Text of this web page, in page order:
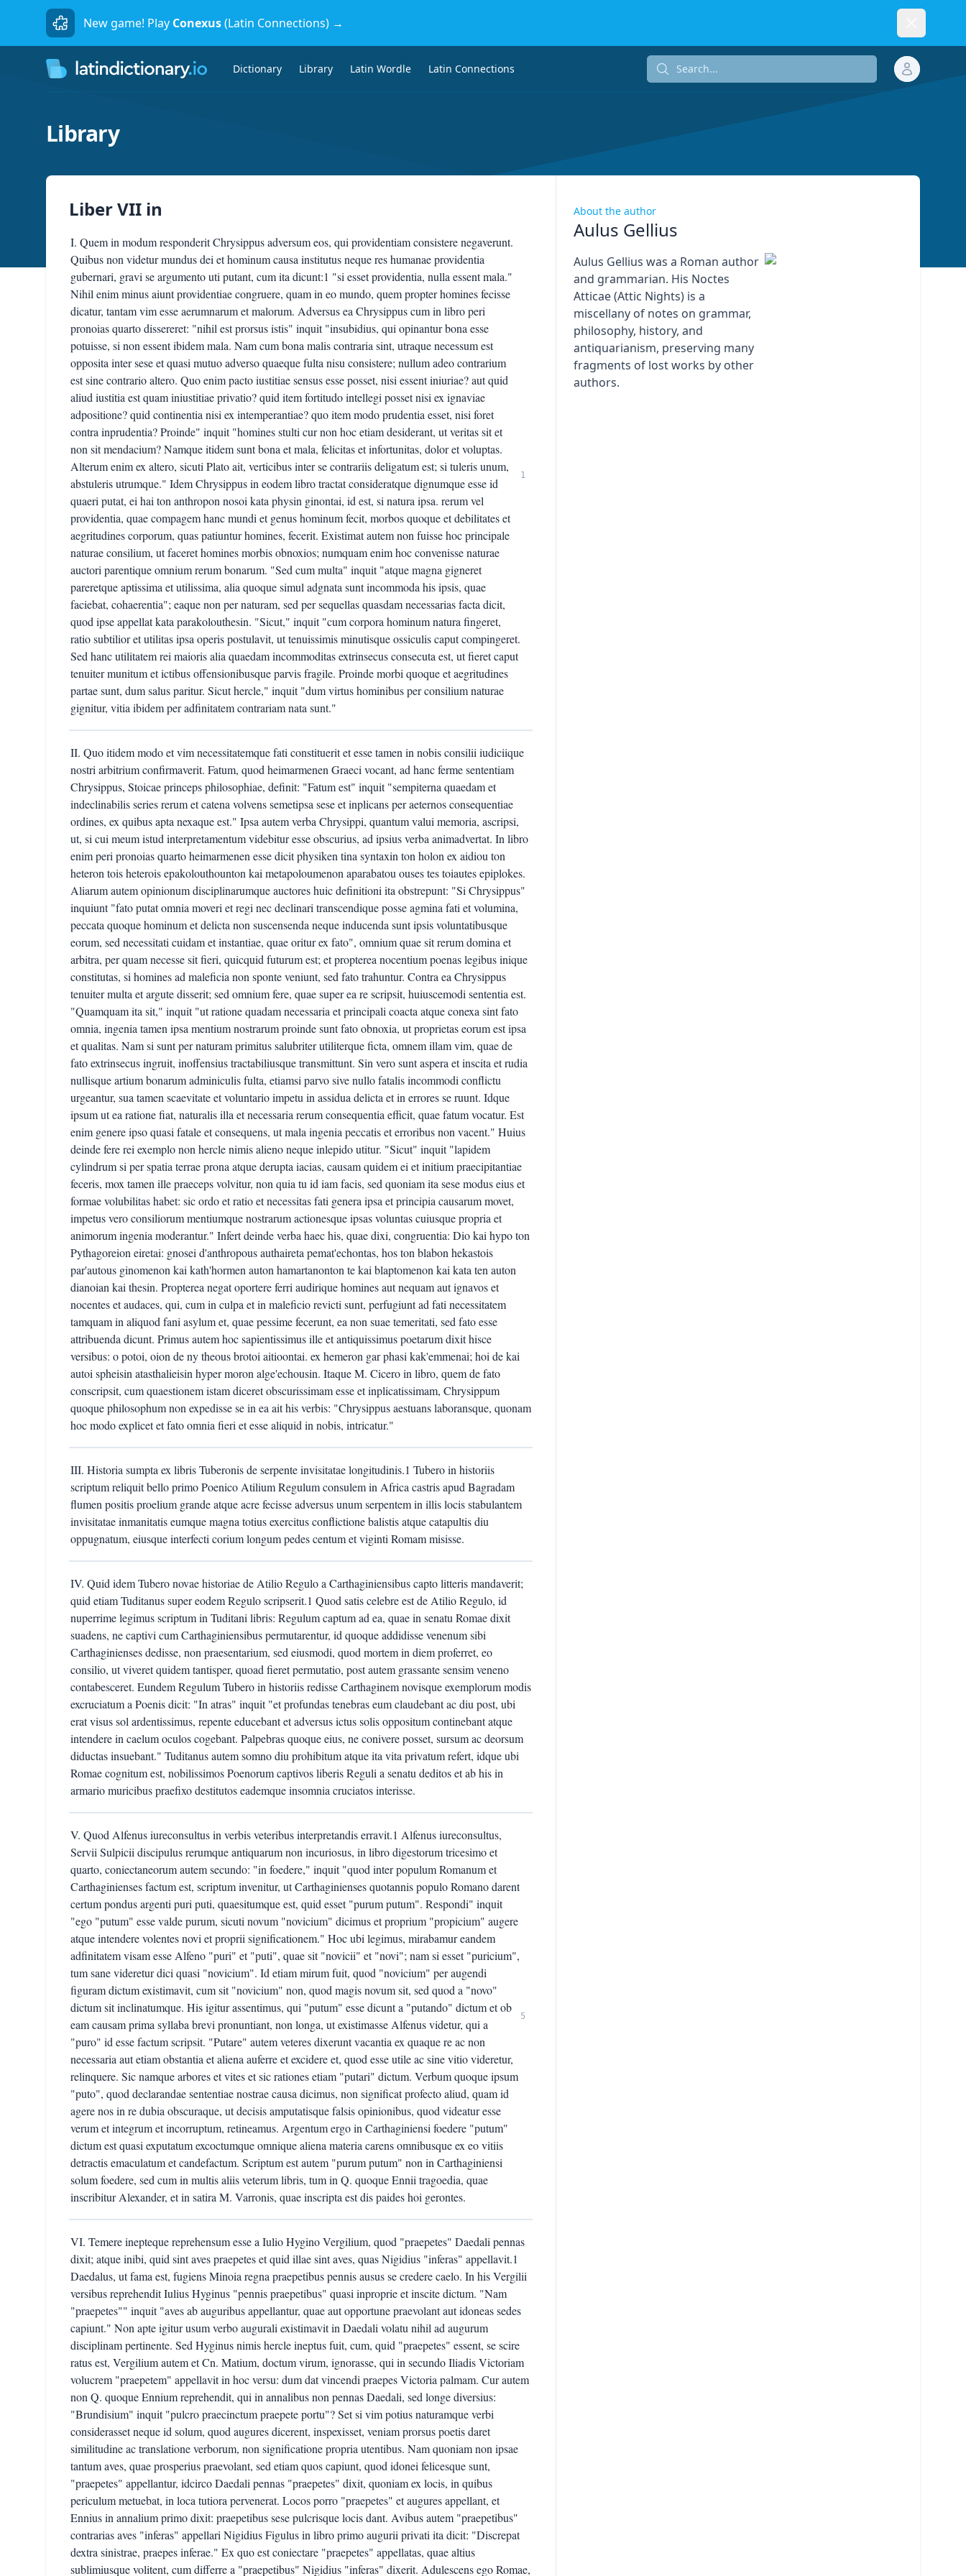
New game! Play Conexus(Latin Connections) →
Dictionary Library Latin Wordle Latin Connections Search...
Library
Liber VII in
I. Quem in modum responderit Chrysippus adversum eos, qui providentiam consistere negaverunt.
Quibus non videtur mundus dei et hominum causa institutus neque res humanae providentia
gubernari, gravi se argumento uti putant, cum ita dicunt:1 "si esset providentia, nulla essent mala."
Nihil enim minus aiunt providentiae congruere, quam in eo mundo, quem propter homines fecisse
dicatur, tantam vim esse aerumnarum et malorum. Adversus ea Chrysippus cum in libro peri
pronoias quarto dissereret: "nihil est prorsus istis" inquit "insubidius, qui opinantur bona esse
potuisse, si non essent ibidem mala. Nam cum bona malis contraria sint, utraque necessum est
opposita inter sese et quasi mutuo adverso quaeque fulta nisu consistere; nullum adeo contrarium
est sine contrario altero. Quo enim pacto iustitiae sensus esse posset, nisi essent iniuriae? aut quid
aliud iustitia est quam iniustitiae privatio? quid item fortitudo intellegi posset nisi ex ignaviae
adpositione? quid continentia nisi ex intemperantiae? quo item modo prudentia esset, nisi foret
contra inprudentia? Proinde" inquit "homines stulti cur non hoc etiam desiderant, ut veritas sit et
non sit mendacium? Namque itidem sunt bona et mala, felicitas et infortunitas, dolor et voluptas.
Alterum enim ex altero, sicuti Plato ait, verticibus inter se contrariis deligatum est; si tuleris unum,
abstuleris utrumque." Idem Chrysippus in eodem libro tractat consideratque dignumque esse id
quaeri putat, ei hai ton anthropon nosoi kata physin ginontai, id est, si natura ipsa. rerum vel
providentia, quae compagem hanc mundi et genus hominum fecit, morbos quoque et debilitates et
aegritudines corporum, quas patiuntur homines, fecerit. Existimat autem non fuisse hoc principale
naturae consilium, ut faceret homines morbis obnoxios; numquam enim hoc convenisse naturae
auctori parentique omnium rerum bonarum. "Sed cum multa" inquit "atque magna gigneret
pareretque aptissima et utilissima, alia quoque simul adgnata sunt incommoda his ipsis, quae
faciebat, cohaerentia"; eaque non per naturam, sed per sequellas quasdam necessarias facta dicit,
quod ipse appellat kata parakolouthesin. "Sicut," inquit "cum corpora hominum natura fingeret,
ratio subtilior et utilitas ipsa operis postulavit, ut tenuissimis minutisque ossiculis caput compingeret.
Sed hanc utilitatem rei maioris alia quaedam incommoditas extrinsecus consecuta est, ut fieret caput
tenuiter munitum et ictibus offensionibusque parvis fragile. Proinde morbi quoque et aegritudines
partae sunt, dum salus paritur. Sicut hercle," inquit "dum virtus hominibus per consilium naturae
gignitur, vitia ibidem per adfinitatem contrariam nata sunt."
1
II. Quo itidem modo et vim necessitatemque fati constituerit et esse tamen in nobis consilii iudiciique
nostri arbitrium confirmaverit. Fatum, quod heimarmenen Graeci vocant, ad hanc ferme sententiam
Chrysippus, Stoicae princeps philosophiae, definit: "Fatum est" inquit "sempiterna quaedam et
indeclinabilis series rerum et catena volvens semetipsa sese et inplicans per aeternos consequentiae
ordines, ex quibus apta nexaque est." Ipsa autem verba Chrysippi, quantum valui memoria, ascripsi,
ut, si cui meum istud interpretamentum videbitur esse obscurius, ad ipsius verba animadvertat. In libro
enim peri pronoias quarto heimarmenen esse dicit physiken tina syntaxin ton holon ex aidiou ton
heteron tois heterois epakolouthounton kai metapoloumenon aparabatou ouses tes toiautes epiplokes.
Aliarum autem opinionum disciplinarumque auctores huic definitioni ita obstrepunt: "Si Chrysippus"
inquiunt "fato putat omnia moveri et regi nec declinari transcendique posse agmina fati et volumina,
peccata quoque hominum et delicta non suscensenda neque inducenda sunt ipsis voluntatibusque
eorum, sed necessitati cuidam et instantiae, quae oritur ex fato", omnium quae sit rerum domina et
arbitra, per quam necesse sit fieri, quicquid futurum est; et propterea nocentium poenas legibus inique
constitutas, si homines ad maleficia non sponte veniunt, sed fato trahuntur. Contra ea Chrysippus
tenuiter multa et argute disserit; sed omnium fere, quae super ea re scripsit, huiuscemodi sententia est.
"Quamquam ita sit," inquit "ut ratione quadam necessaria et principali coacta atque conexa sint fato
omnia, ingenia tamen ipsa mentium nostrarum proinde sunt fato obnoxia, ut proprietas eorum est ipsa
et qualitas. Nam si sunt per naturam primitus salubriter utiliterque ficta, omnem illam vim, quae de
fato extrinsecus ingruit, inoffensius tractabiliusque transmittunt. Sin vero sunt aspera et inscita et rudia
nullisque artium bonarum adminiculis fulta, etiamsi parvo sive nullo fatalis incommodi conflictu
urgeantur, sua tamen scaevitate et voluntario impetu in assidua delicta et in errores se ruunt. Idque
ipsum ut ea ratione fiat, naturalis illa et necessaria rerum consequentia efficit, quae fatum vocatur. Est
enim genere ipso quasi fatale et consequens, ut mala ingenia peccatis et erroribus non vacent." Huius
deinde fere rei exemplo non hercle nimis alieno neque inlepido utitur. "Sicut" inquit "lapidem
cylindrum si per spatia terrae prona atque derupta iacias, causam quidem ei et initium praecipitantiae
feceris, mox tamen ille praeceps volvitur, non quia tu id iam facis, sed quoniam ita sese modus eius et
formae volubilitas habet: sic ordo et ratio et necessitas fati genera ipsa et principia causarum movet,
impetus vero consiliorum mentiumque nostrarum actionesque ipsas voluntas cuiusque propria et
animorum ingenia moderantur." Infert deinde verba haec his, quae dixi, congruentia: Dio kai hypo ton
Pythagoreion eiretai: gnosei d'anthropous authaireta pemat'echontas, hos ton blabon hekastois
par'autous ginomenon kai kath'hormen auton hamartanonton te kai blaptomenon kai kata ten auton
dianoian kai thesin. Propterea negat oportere ferri audirique homines aut nequam aut ignavos et
nocentes et audaces, qui, cum in culpa et in maleficio revicti sunt, perfugiunt ad fati necessitatem
tamquam in aliquod fani asylum et, quae pessime fecerunt, ea non suae temeritati, sed fato esse
attribuenda dicunt. Primus autem hoc sapientissimus ille et antiquissimus poetarum dixit hisce
versibus: o potoi, oion de ny theous brotoi aitioontai. ex hemeron gar phasi kak'emmenai; hoi de kai
autoi spheisin atasthalieisin hyper moron alge'echousin. Itaque M. Cicero in libro, quem de fato
conscripsit, cum quaestionem istam diceret obscurissimam esse et inplicatissimam, Chrysippum
quoque philosophum non expedisse se in ea ait his verbis: "Chrysippus aestuans laboransque, quonam
hoc modo explicet et fato omnia fieri et esse aliquid in nobis, intricatur."
III. Historia sumpta ex libris Tuberonis de serpente invisitatae longitudinis.1 Tubero in historiis
scriptum reliquit bello primo Poenico Atilium Regulum consulem in Africa castris apud Bagradam
flumen positis proelium grande atque acre fecisse adversus unum serpentem in illis locis stabulantem
invisitatae inmanitatis eumque magna totius exercitus conflictione balistis atque catapultis diu
oppugnatum, eiusque interfecti corium longum pedes centum et viginti Romam misisse.
IV. Quid idem Tubero novae historiae de Atilio Regulo a Carthaginiensibus capto litteris mandaverit;
quid etiam Tuditanus super eodem Regulo scripserit.1 Quod satis celebre est de Atilio Regulo, id
nuperrime legimus scriptum in Tuditani libris: Regulum captum ad ea, quae in senatu Romae dixit
suadens, ne captivi cum Carthaginiensibus permutarentur, id quoque addidisse venenum sibi
Carthaginienses dedisse, non praesentarium, sed eiusmodi, quod mortem in diem proferret, eo
consilio, ut viveret quidem tantisper, quoad fieret permutatio, post autem grassante sensim veneno
contabesceret. Eundem Regulum Tubero in historiis redisse Carthaginem novisque exemplorum modis
excruciatum a Poenis dicit: "In atras" inquit "et profundas tenebras eum claudebant ac diu post, ubi
erat visus sol ardentissimus, repente educebant et adversus ictus solis oppositum continebant atque
intendere in caelum oculos cogebant. Palpebras quoque eius, ne conivere posset, sursum ac deorsum
diductas insuebant." Tuditanus autem somno diu prohibitum atque ita vita privatum refert, idque ubi
Romae cognitum est, nobilissimos Poenorum captivos liberis Reguli a senatu deditos et ab his in
armario muricibus praefixo destitutos eademque insomnia cruciatos interisse.
V. Quod Alfenus iureconsultus in verbis veteribus interpretandis erravit.1 Alfenus iureconsultus,
Servii Sulpicii discipulus rerumque antiquarum non incuriosus, in libro digestorum tricesimo et
quarto, coniectaneorum autem secundo: "in foedere," inquit "quod inter populum Romanum et
Carthaginienses factum est, scriptum invenitur, ut Carthaginienses quotannis populo Romano darent
certum pondus argenti puri puti, quaesitumque est, quid esset "purum putum". Respondi" inquit
"ego "putum" esse valde purum, sicuti novum "novicium" dicimus et proprium "propicium" augere
atque intendere volentes novi et proprii significationem." Hoc ubi legimus, mirabamur eandem
adfinitatem visam esse Alfeno "puri" et "puti", quae sit "novicii" et "novi"; nam si esset "puricium",
tum sane videretur dici quasi "novicium". Id etiam mirum fuit, quod "novicium" per augendi
figuram dictum existimavit, cum sit "novicium" non, quod magis novum sit, sed quod a "novo"
dictum sit inclinatumque. His igitur assentimus, qui "putum" esse dicunt a "putando" dictum et ob
eam causam prima syllaba brevi pronuntiant, non longa, ut existimasse Alfenus videtur, qui a
"puro" id esse factum scripsit. "Putare" autem veteres dixerunt vacantia ex quaque re ac non
necessaria aut etiam obstantia et aliena auferre et excidere et, quod esse utile ac sine vitio videretur,
relinquere. Sic namque arbores et vites et sic rationes etiam "putari" dictum. Verbum quoque ipsum
"puto", quod declarandae sententiae nostrae causa dicimus, non significat profecto aliud, quam id
agere nos in re dubia obscuraque, ut decisis amputatisque falsis opinionibus, quod videatur esse
verum et integrum et incorruptum, retineamus. Argentum ergo in Carthaginiensi foedere "putum"
dictum est quasi exputatum excoctumque omnique aliena materia carens omnibusque ex eo vitiis
detractis emaculatum et candefactum. Scriptum est autem "purum putum" non in Carthaginiensi
solum foedere, sed cum in multis aliis veterum libris, tum in Q. quoque Ennii tragoedia, quae
inscribitur Alexander, et in satira M. Varronis, quae inscripta est dis paides hoi gerontes.
5
VI. Temere inepteque reprehensum esse a Iulio Hygino Vergilium, quod "praepetes" Daedali pennas
dixit; atque inibi, quid sint aves praepetes et quid illae sint aves, quas Nigidius "inferas" appellavit.1
Daedalus, ut fama est, fugiens Minoia regna praepetibus pennis ausus se credere caelo. In his Vergilii
versibus reprehendit Iulius Hyginus "pennis praepetibus" quasi inproprie et inscite dictum. "Nam
"praepetes"" inquit "aves ab auguribus appellantur, quae aut opportune praevolant aut idoneas sedes
capiunt." Non apte igitur usum verbo augurali existimavit in Daedali volatu nihil ad augurum
disciplinam pertinente. Sed Hyginus nimis hercle ineptus fuit, cum, quid "praepetes" essent, se scire
ratus est, Vergilium autem et Cn. Matium, doctum virum, ignorasse, qui in secundo Iliadis Victoriam
volucrem "praepetem" appellavit in hoc versu: dum dat vincendi praepes Victoria palmam. Cur autem
non Q. quoque Ennium reprehendit, qui in annalibus non pennas Daedali, sed longe diversius:
"Brundisium" inquit "pulcro praecinctum praepete portu"? Set si vim potius naturamque verbi
considerasset neque id solum, quod augures dicerent, inspexisset, veniam prorsus poetis daret
similitudine ac translatione verborum, non significatione propria utentibus. Nam quoniam non ipsae
tantum aves, quae prosperius praevolant, sed etiam quos capiunt, quod idonei felicesque sunt,
"praepetes" appellantur, idcirco Daedali pennas "praepetes" dixit, quoniam ex locis, in quibus
periculum metuebat, in loca tutiora pervenerat. Locos porro "praepetes" et augures appellant, et
Ennius in annalium primo dixit: praepetibus sese pulcrisque locis dant. Avibus autem "praepetibus"
contrarias aves "inferas" appellari Nigidius Figulus in libro primo augurii privati ita dicit: "Discrepat
dextra sinistrae, praepes inferae." Ex quo est coniectare "praepetes" appellatas, quae altius
sublimiusque volitent, cum differre a "praepetibus" Nigidius "inferas" dixerit. Adulescens ego Romae,
About the author
Aulus Gellius
Aulus Gellius was a Roman author
and grammarian. His Noctes
Atticae (Attic Nights) is a
miscellany of notes on grammar,
philosophy, history, and
antiquarianism, preserving many
fragments of lost works by other
authors.